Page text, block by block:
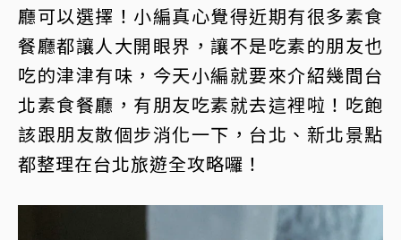
廳可以選擇！小編真心覺得近期有很多素食
餐廳都讓人大開眼界，讓不是吃素的朋友也
吃的津津有味，今天小編就要來介紹幾間台
北素食餐廳，有朋友吃素就去這裡啦！吃飽
該跟朋友散個步消化一下，台北、新北景點
都整理在台北旅遊全攻略囉！